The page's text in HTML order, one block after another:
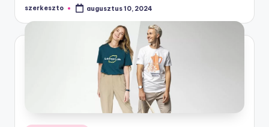
Posted
szerkeszto augusztus 10, 2024